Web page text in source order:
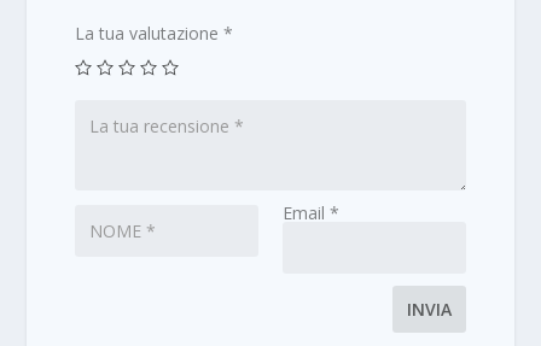
La tua valutazione*
Email *